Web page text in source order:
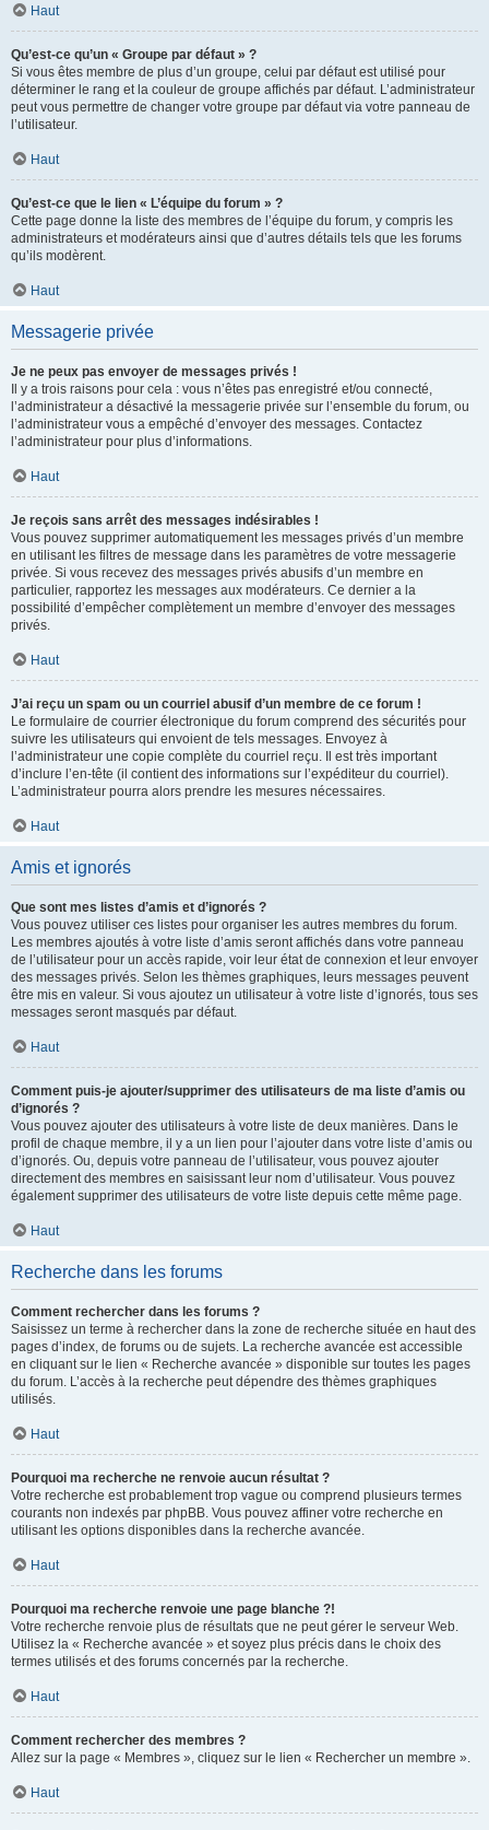
Haut
Qu’est-ce qu’un « Groupe par défaut » ?
Si vous êtes membre de plus d’un groupe, celui par défaut est utilisé pour
déterminer le rang et la couleur de groupe affichés par défaut. L’administrateur
peut vous permettre de changer votre groupe par défaut via votre panneau de
l’utilisateur.
Haut
Qu’est-ce que le lien « L’équipe du forum » ?
Cette page donne la liste des membres de l’équipe du forum, y compris les
administrateurs et modérateurs ainsi que d’autres détails tels que les forums
qu’ils modèrent.
Haut
Messagerie privée
Je ne peux pas envoyer de messages privés !
Il y a trois raisons pour cela : vous n’êtes pas enregistré et/ou connecté,
l’administrateur a désactivé la messagerie privée sur l’ensemble du forum, ou
l’administrateur vous a empêché d’envoyer des messages. Contactez
l’administrateur pour plus d’informations.
Haut
Je reçois sans arrêt des messages indésirables !
Vous pouvez supprimer automatiquement les messages privés d’un membre
en utilisant les filtres de message dans les paramètres de votre messagerie
privée. Si vous recevez des messages privés abusifs d’un membre en
particulier, rapportez les messages aux modérateurs. Ce dernier a la
possibilité d’empêcher complètement un membre d’envoyer des messages
privés.
Haut
J’ai reçu un spam ou un courriel abusif d’un membre de ce forum !
Le formulaire de courrier électronique du forum comprend des sécurités pour
suivre les utilisateurs qui envoient de tels messages. Envoyez à
l’administrateur une copie complète du courriel reçu. Il est très important
d’inclure l’en-tête (il contient des informations sur l’expéditeur du courriel).
L’administrateur pourra alors prendre les mesures nécessaires.
Haut
Amis et ignorés
Que sont mes listes d’amis et d’ignorés ?
Vous pouvez utiliser ces listes pour organiser les autres membres du forum.
Les membres ajoutés à votre liste d’amis seront affichés dans votre panneau
de l’utilisateur pour un accès rapide, voir leur état de connexion et leur envoyer
des messages privés. Selon les thèmes graphiques, leurs messages peuvent
être mis en valeur. Si vous ajoutez un utilisateur à votre liste d’ignorés, tous ses
messages seront masqués par défaut.
Haut
Comment puis-je ajouter/supprimer des utilisateurs de ma liste d’amis ou
d’ignorés ?
Vous pouvez ajouter des utilisateurs à votre liste de deux manières. Dans le
profil de chaque membre, il y a un lien pour l’ajouter dans votre liste d’amis ou
d’ignorés. Ou, depuis votre panneau de l’utilisateur, vous pouvez ajouter
directement des membres en saisissant leur nom d’utilisateur. Vous pouvez
également supprimer des utilisateurs de votre liste depuis cette même page.
Haut
Recherche dans les forums
Comment rechercher dans les forums ?
Saisissez un terme à rechercher dans la zone de recherche située en haut des
pages d’index, de forums ou de sujets. La recherche avancée est accessible
en cliquant sur le lien « Recherche avancée » disponible sur toutes les pages
du forum. L’accès à la recherche peut dépendre des thèmes graphiques
utilisés.
Haut
Pourquoi ma recherche ne renvoie aucun résultat ?
Votre recherche est probablement trop vague ou comprend plusieurs termes
courants non indexés par phpBB. Vous pouvez affiner votre recherche en
utilisant les options disponibles dans la recherche avancée.
Haut
Pourquoi ma recherche renvoie une page blanche ?!
Votre recherche renvoie plus de résultats que ne peut gérer le serveur Web.
Utilisez la « Recherche avancée » et soyez plus précis dans le choix des
termes utilisés et des forums concernés par la recherche.
Haut
Comment rechercher des membres ?
Allez sur la page « Membres », cliquez sur le lien « Rechercher un membre ».
Haut